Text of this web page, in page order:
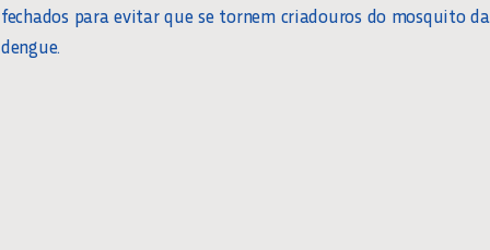
fechados para evitar que se tornem criadouros do mosquito da
dengue.